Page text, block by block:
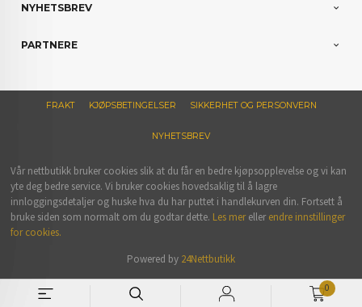
0
NYHETSBREV
PARTNERE
FRAKT KJØPSBETINGELSER SIKKERHET OG PERSONVERN
NYHETSBREV
Vår nettbutikk bruker cookies slik at du får en bedre kjøpsopplevelse og vi kan
yte deg bedre service. Vi bruker cookies hovedsaklig til å lagre
innloggingsdetaljer og huske hva du har puttet i handlekurven din. Fortsett å
bruke siden som normalt om du godtar dette. Les merellerendre innstillinger
for cookies.
Powered by 24Nettbutikk